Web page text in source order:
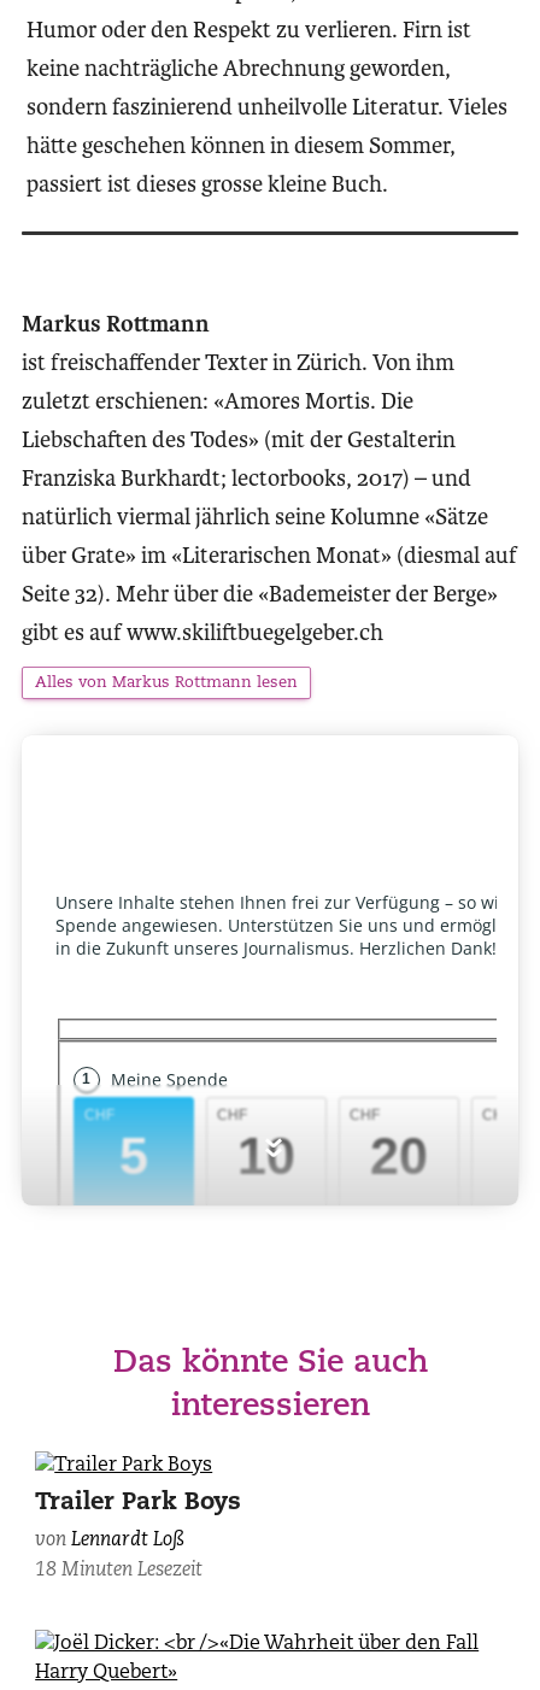
Humor oder den Respekt zu verlieren. Firn ist
keine nachträgliche Abrechnung geworden,
sondern faszinierend unheilvolle Literatur. Vieles
hätte geschehen können in diesem Sommer,
passiert ist dieses grosse kleine Buch.
Markus Rottmann
ist freischaffender Texter in Zürich. Von ihm
zuletzt erschienen: «Amores Mortis. Die
Liebschaften des Todes» (mit der Gestalterin
Franziska Burkhardt; lectorbooks, 2017) – und
natürlich viermal jährlich seine Kolumne «Sätze
über Grate» im «Literarischen Monat» (diesmal auf
Seite 32). Mehr über die «Bademeister der Berge»
gibt es auf www.skiliftbuegelgeber.ch
Alles von Markus Rottmann lesen
»
Das könnte Sie auch
interessieren
Trailer Park Boys
vonLennardt Loß
18 Minuten Lesezeit